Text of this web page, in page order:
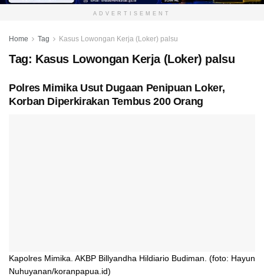
ADVERTISEMENT
Home Tag Kasus Lowongan Kerja (Loker) palsu
Tag: Kasus Lowongan Kerja (Loker) palsu
Polres Mimika Usut Dugaan Penipuan Loker,
Korban Diperkirakan Tembus 200 Orang
Kapolres Mimika. AKBP Billyandha Hildiario Budiman. (foto: Hayun
Nuhuyanan/koranpapua.id)